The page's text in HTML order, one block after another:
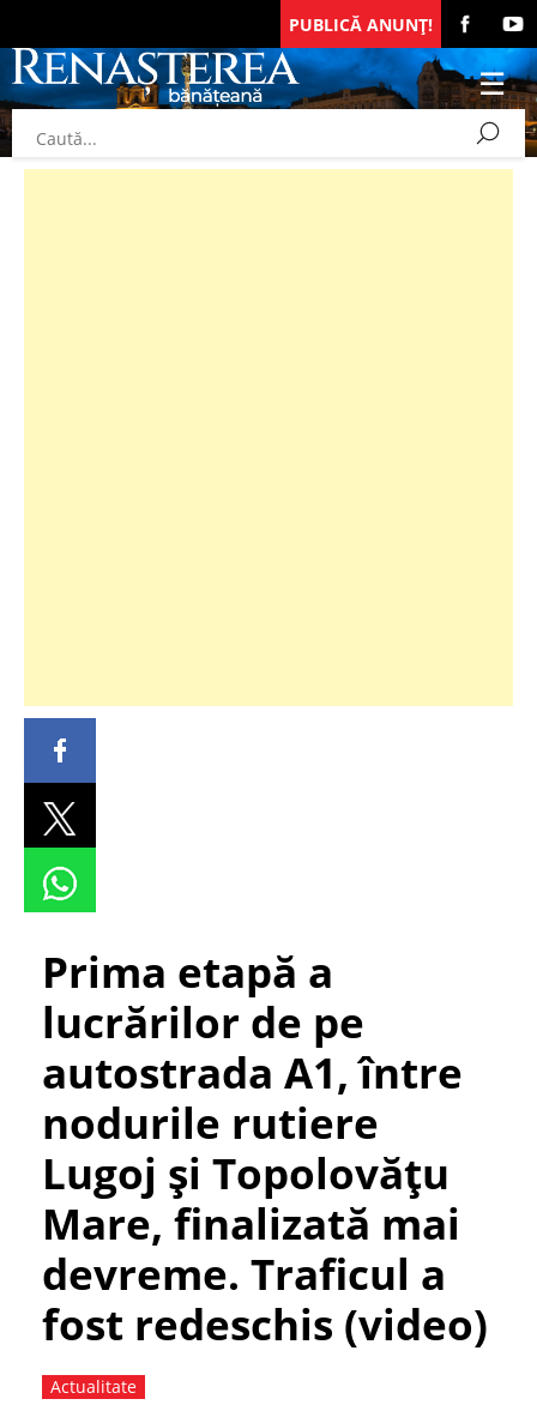
PUBLICĂ ANUNȚ!
Prima etapă a
lucrărilor de pe
autostrada A1, între
nodurile rutiere
Lugoj și Topolovățu
Mare, finalizată mai
devreme. Traficul a
fost redeschis (video)
Actualitate